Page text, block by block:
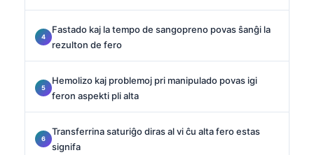
Fastado kaj la tempo de sangopreno povas ŝanĝi la
rezulton de fero
Hemolizo kaj problemoj pri manipulado povas igi
feron aspekti pli alta
Transferrina saturiĝo diras al vi ĉu alta fero estas
signifa